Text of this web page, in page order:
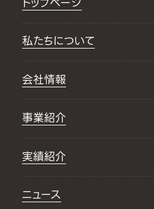
私たちについて
会社情報
事業紹介
実績紹介
ニュース